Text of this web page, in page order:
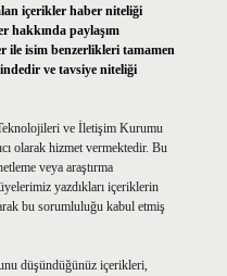
içerikler haber niteliği
hakkında paylaşım
ile isim benzerlikleri tamamen
ve tavsiye niteliği
ve İletişim Kurumu
olarak hizmet vermektedir. Bu
veya araştırma
yazdıkları içeriklerin
bu sorumluluğu kabul etmiş
düşündüğünüz içerikleri,